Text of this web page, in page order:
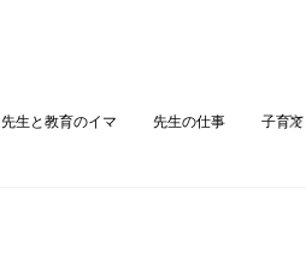
先生と教育のイマ 先生の仕事 子育て